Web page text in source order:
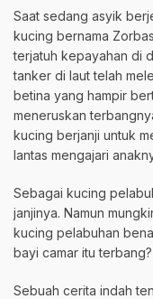
Saat sedang asyik
kucing bernama
terjatuh kepayahan di
tanker di laut telah
betina yang hampir
meneruskan
kucing berjanji untuk
lantas mengajari
Sebagai kucing
janjinya. Namun
kucing pelabuhan
bayi camar itu terbang?
Sebuah cerita indah